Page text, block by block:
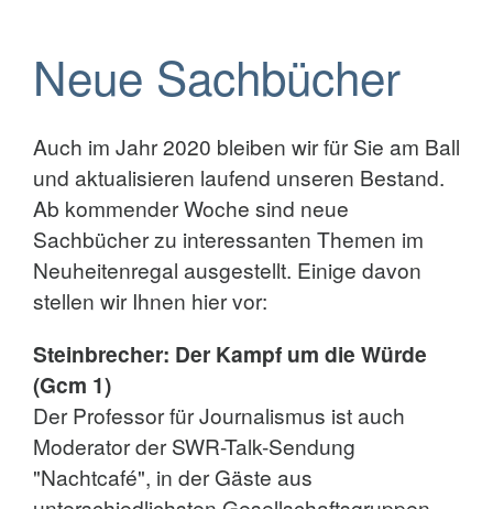
Neue Sachbücher
Auch im Jahr 2020 bleiben wir für Sie am Ball
und aktualisieren laufend unseren Bestand.
Ab kommender Woche sind neue
Sachbücher zu interessanten Themen im
Neuheitenregal ausgestellt. Einige davon
stellen wir Ihnen hier vor:
Steinbrecher: Der Kampf um die Würde
(Gcm 1)
Der Professor für Journalismus ist auch
Moderator der SWR-Talk-Sendung
"Nachtcafé", in der Gäste aus